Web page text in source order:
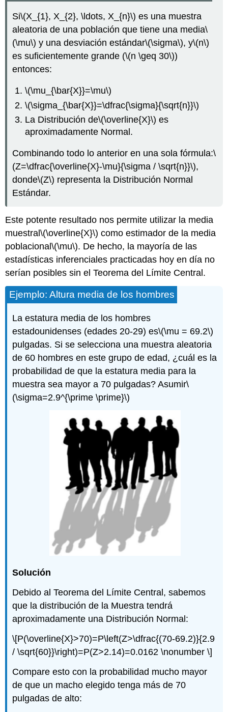
Si\(X_{1}, X_{2}, \ldots, X_{n}\) es una muestra
aleatoria de una población que tiene una media\
(\mu\) y una desviación estándar\(\sigma\), y\(n\)
es suficientemente grande (\(n \geq 30\))
entonces:
\(\mu_{\bar{X}}=\mu\)
\(\sigma_{\bar{X}}=\dfrac{\sigma}{\sqrt{n}}\)
La Distribución de\(\overline{X}\) es
aproximadamente Normal.
Combinando todo lo anterior en una sola fórmula:\
(Z=\dfrac{\overline{X}-\mu}{\sigma / \sqrt{n}}\),
donde\(Z\) representa la Distribución Normal
Estándar.
Este potente resultado nos permite utilizar la media
muestral\(\overline{X}\) como estimador de la media
poblacional\(\mu\). De hecho, la mayoría de las
estadísticas inferenciales practicadas hoy en día no
serían posibles sin el Teorema del Límite Central.
Ejemplo: Altura media de los hombres
La estatura media de los hombres
estadounidenses (edades 20-29) es\(\mu = 69.2\)
pulgadas. Si se selecciona una muestra aleatoria
de 60 hombres en este grupo de edad, ¿cuál es la
probabilidad de que la estatura media para la
muestra sea mayor a 70 pulgadas? Asumir\
(\sigma=2.9^{\prime \prime}\)
Solución
Debido al Teorema del Límite Central, sabemos
que la distribución de la Muestra tendrá
aproximadamente una Distribución Normal:
\[P(\overline{X}>70)=P\left(Z>\dfrac{(70-69.2)}{2.9
/ \sqrt{60}}\right)=P(Z>2.14)=0.0162 \nonumber \]
Compare esto con la probabilidad mucho mayor
de que un macho elegido tenga más de 70
pulgadas de alto: